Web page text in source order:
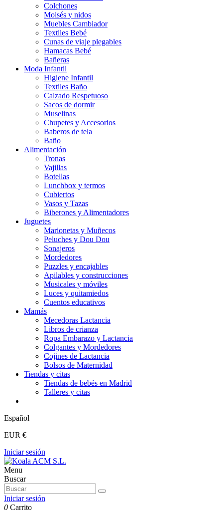
Colchones
Moisés y nidos
Muebles Cambiador
Textiles Bebé
Cunas de viaje plegables
Hamacas Bebé
Bañeras
Moda Infantil
Higiene Infantil
Textiles Baño
Calzado Respetuoso
Sacos de dormir
Muselinas
Chupetes y Accesorios
Baberos de tela
Baño
Alimentación
Tronas
Vajillas
Botellas
Lunchbox y termos
Cubiertos
Vasos y Tazas
Biberones y Alimentadores
Juguetes
Marionetas y Muñecos
Peluches y Dou Dou
Sonajeros
Mordedores
Puzzles y encajables
Apilables y construcciones
Musicales y móviles
Luces y quitamiedos
Cuentos educativos
Mamás
Mecedoras Lactancia
Libros de crianza
Ropa Embarazo y Lactancia
Colgantes y Mordedores
Cojines de Lactancia
Bolsos de Maternidad
Tiendas y citas
Tiendas de bebés en Madrid
Talleres y citas
Español
EUR €
Iniciar sesión
Menu
Buscar
Iniciar sesión
0 Carrito